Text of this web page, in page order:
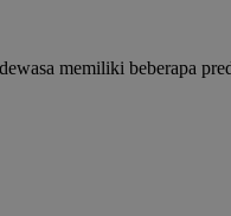
memiliki beberapa